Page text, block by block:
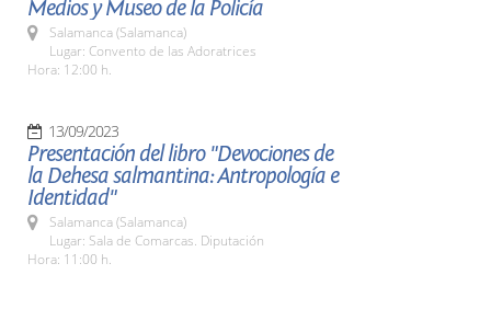
Medios y Museo de la Policía
Salamanca (Salamanca)
Lugar: Convento de las Adoratrices
Hora: 12:00 h.
13/09/2023
Presentación del libro "Devociones de
la Dehesa salmantina: Antropología e
Identidad"
Salamanca (Salamanca)
Lugar: Sala de Comarcas. Diputación
Hora: 11:00 h.